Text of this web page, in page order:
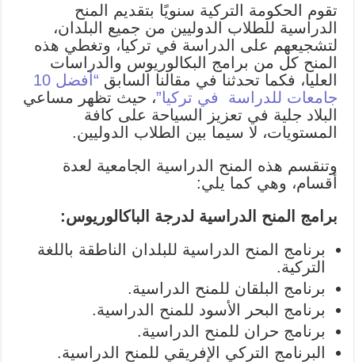
تقوم الحكومة التركية سنويًا بتقديم المنح
الدراسية للطلاب الدوليين من جميع البلدان،
لتشجيعهم على الدراسة في تركيا، وتغطي هذه
المنح كل من برامج البكالوريوس والدراسات
العليا، فكما تحدثنا في مقالنا السابق
“أفضل 10
جامعات للدراسة في تركيا”، حيث تظهر مساعي
البلاد جلية في تعزيز السياحة على كافة
المستويات، لا سيما بين الطلاب الدوليين.
وتنقسم هذه المنح الدراسية الجامعية لعدة
أقسام، وهي كما يلي:
برامج المنح الدراسية لدرجة الباكالوريوس:
برنامج المنح الدراسية للبلدان الناطقة باللغة
التركية.
برنامج البلقان للمنح الدراسية.
برنامج البحر الأسود للمنح الدراسية.
برنامج حران للمنح الدراسية.
البرنامج التركي الإفريقي للمنح الدراسية.